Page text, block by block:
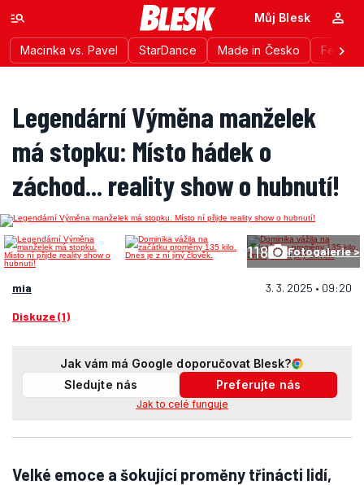
Macinka vs. Pavel StarDance Made in Česko
Můj Blesk
Legendární Výměna manželek
má stopku: Místo hádek o
záchod... reality show o hubnutí!
118 Fotogalerie >
mia 3. 3. 2025 • 09:20
Diskuze (1)
Jak vám má Google doporučovat Blesk?
Sledujte nás
Preferujte nás
Jak to celé funguje
Velké emoce a šokující proměny třinácti lidí,